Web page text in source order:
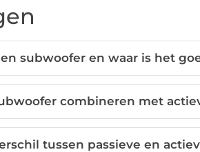
subwoofer en waar is het
combineren met
tussen passieve en